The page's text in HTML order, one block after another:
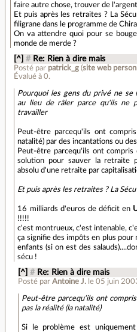
faire autre chose, trouver de
Et puis après les retraites ? La
filigrane dans le programme de
On va attendre quoi pour se
monde de merde ?
[^] # Re: Rien à dire mais
Posté par patrick_g (site web
Évalué à0.
Pourquoi les gens du privé ne se
au lieu de râler parce qu'ils ne
travailler
Peut-être parcequ'ils ont
natalité) par des incantations ou
Peut-être parcequ'ils ont compris
solution pour sauver la retraite
absolu d'une retraite par
Et puis après les retraites ? La Sécu
16 milliards d'euros de déficit en
!!!!!
c'est montrueux, c'est intenable,
ça signifie des impôts en plus pour
enfants (si on est des
sécu !
[^] # Re: Rien à dire mais
Posté par Antoine J. le 05 juin
Peut-être parcequ'ils ont
pas la réalité (la natalité)
Si le problème est uniquement